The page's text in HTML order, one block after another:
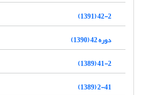
42-2 (1391)
دوره 42 (1390)
41-2 (1389)
2-41 (1389)